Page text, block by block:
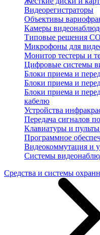
Видеорегистраторы
Объективы
Камеры
Типовые решения
Микрофоны для
Монитор тестеры и
Цифровые системы
Блоки приема и
Блоки приема и
Блоки приема и
кабелю
Устройства
Передача сигналов
Клавиатуры и
Программное
Видеокоммутация и
Системы
Средства и системы